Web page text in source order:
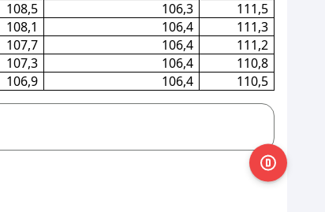
108,5 106,3
111,5
108,1 106,4
111,3
107,7 106,4
111,2
107,3 106,4
110,8
106,9 106,4 110,5